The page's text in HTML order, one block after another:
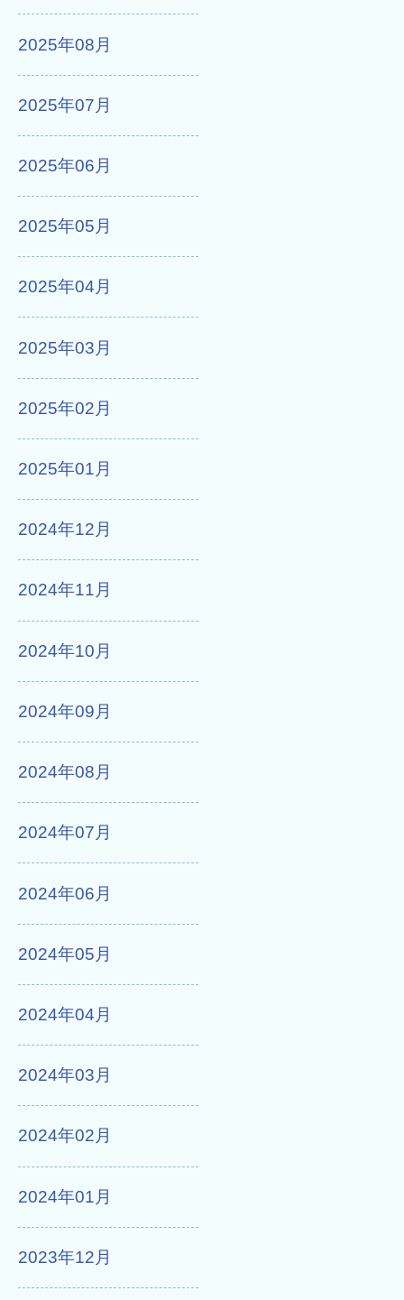
2025年08月
2025年07月
2025年06月
2025年05月
2025年04月
2025年03月
2025年02月
2025年01月
2024年12月
2024年11月
2024年10月
2024年09月
2024年08月
2024年07月
2024年06月
2024年05月
2024年04月
2024年03月
2024年02月
2024年01月
2023年12月